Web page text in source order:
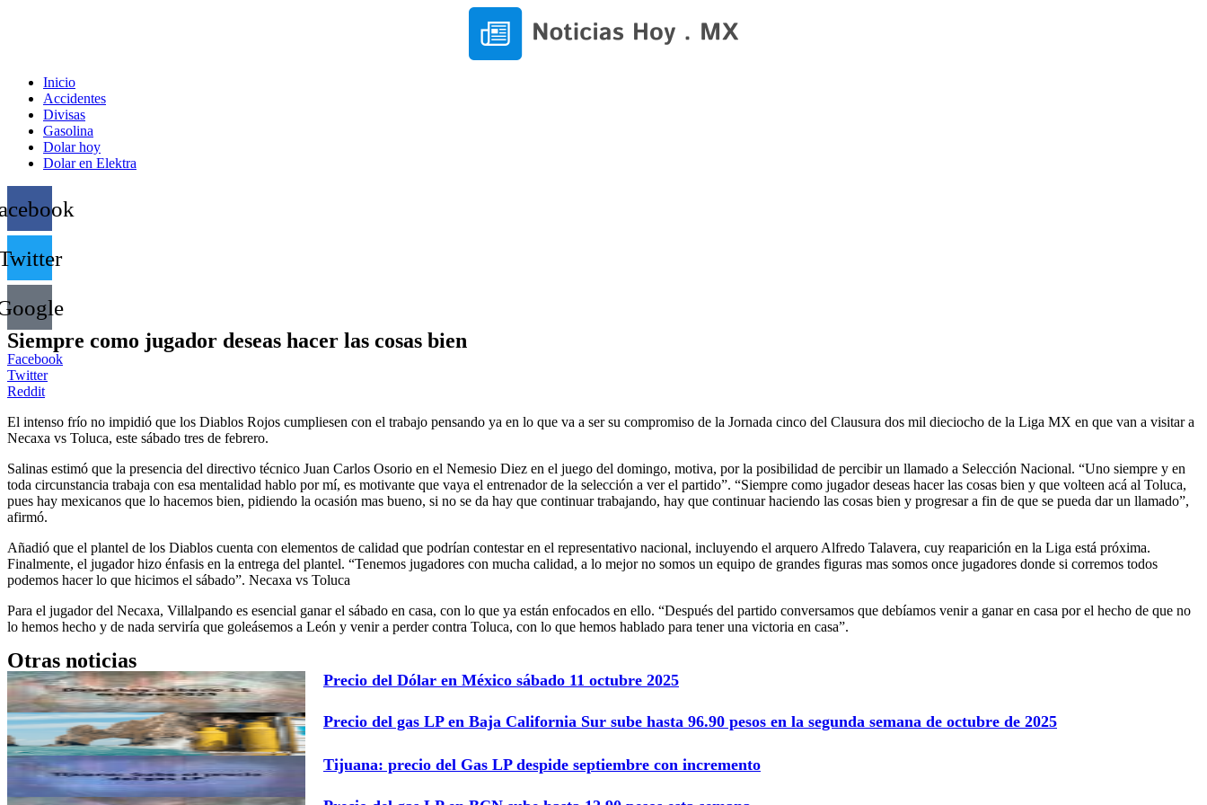
Inicio
Accidentes
Divisas
Gasolina
Dolar hoy
Dolar en Elektra
Siempre como jugador deseas hacer las cosas bien
Facebook
Twitter
Reddit
El intenso frío no impidió que los Diablos Rojos cumpliesen con el trabajo pensando ya en lo que va a ser su compromiso de la Jornada cinco del Clausura dos mil dieciocho de la Liga MX en que van a visitar a
Necaxa vs Toluca, este sábado tres de febrero.
Salinas estimó que la presencia del directivo técnico Juan Carlos Osorio en el Nemesio Diez en el juego del domingo, motiva, por la posibilidad de percibir un llamado a Selección Nacional. “Uno siempre y en
toda circunstancia trabaja con esa mentalidad hablo por mí, es motivante que vaya el entrenador de la selección a ver el partido”. “Siempre como jugador deseas hacer las cosas bien y que volteen acá al Toluca,
pues hay mexicanos que lo hacemos bien, pidiendo la ocasión mas bueno, si no se da hay que continuar trabajando, hay que continuar haciendo las cosas bien y progresar a fin de que se pueda dar un llamado”,
afirmó.
Añadió que el plantel de los Diablos cuenta con elementos de calidad que podrían contestar en el representativo nacional, incluyendo el arquero Alfredo Talavera, cuy reaparición en la Liga está próxima.
Finalmente, el jugador hizo énfasis en la entrega del plantel. “Tenemos jugadores con mucha calidad, a lo mejor no somos un equipo de grandes figuras mas somos once jugadores donde si corremos todos
podemos hacer lo que hicimos el sábado”. Necaxa vs Toluca
Para el jugador del Necaxa, Villalpando es esencial ganar el sábado en casa, con lo que ya están enfocados en ello. “Después del partido conversamos que debíamos venir a ganar en casa por el hecho de que no
lo hemos hecho y de nada serviría que goleásemos a León y venir a perder contra Toluca, con lo que hemos hablado para tener una victoria en casa”.
Otras noticias
Precio del Dólar en México sábado 11 octubre 2025
Precio del gas LP en Baja California Sur sube hasta 96.90 pesos en la segunda semana de octubre de 2025
Tijuana: precio del Gas LP despide septiembre con incremento